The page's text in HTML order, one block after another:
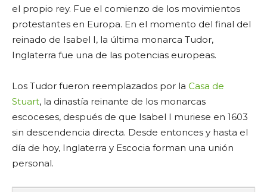
el propio rey. Fue el comienzo de los movimientos
protestantes en Europa. En el momento del final del
reinado de Isabel I, la última monarca Tudor,
Inglaterra fue una de las potencias europeas.
Los Tudor fueron reemplazados por la Casa de
Stuart, la dinastía reinante de los monarcas
escoceses, después de que Isabel I muriese en 1603
sin descendencia directa. Desde entonces y hasta el
día de hoy, Inglaterra y Escocia forman una unión
personal.